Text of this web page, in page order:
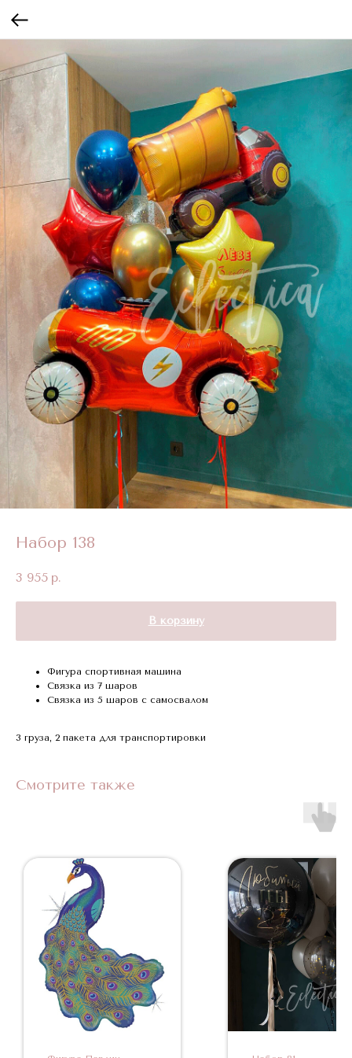
Набор 138
3 955 р.
В корзину
Фигура спортивная машина
Связка из 7 шаров
Связка из 5 шаров с самосвалом
3 груза, 2 пакета для транспортировки
Смотрите также